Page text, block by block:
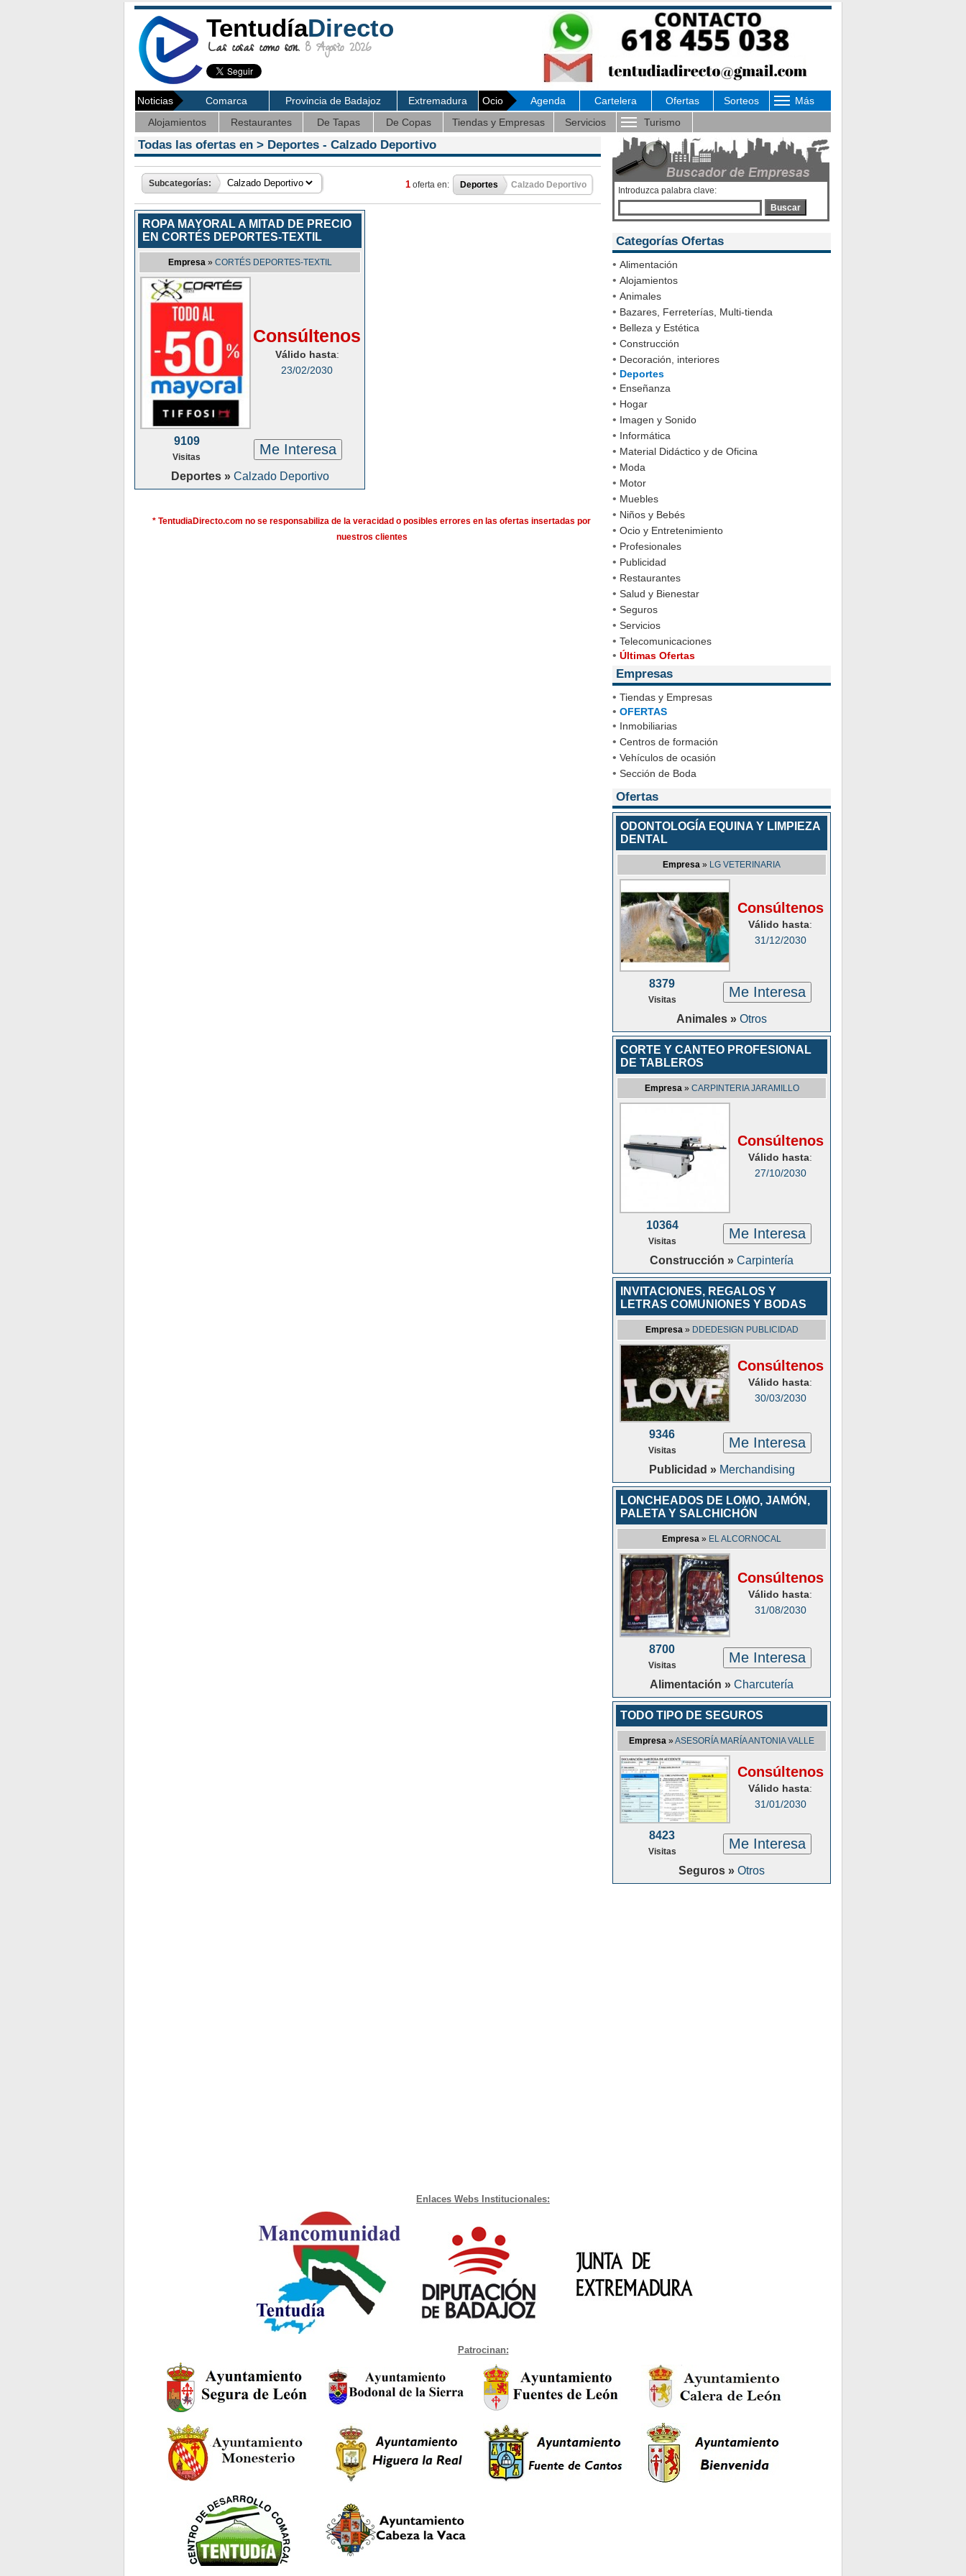
TentudíaDirecto
Las cosas como son. 8 Agosto 2026
Noticias Comarca Provincia de Badajoz Extremadura Ocio Agenda Cartelera Ofertas Sorteos
Más
Alojamientos
Restaurantes De Tapas De Copas Tiendas y Empresas Servicios Turismo
Todas las ofertas en > Deportes - Calzado Deportivo
Subcategorías: 1 oferta en: Deportes Calzado Deportivo
ROPA MAYORAL A MITAD DE PRECIO
EN CORTÉS DEPORTES-TEXTIL
Empresa» CORTÉS DEPORTES-TEXTIL
Consúltenos
Válido hasta:
23/02/2030
9109
Visitas Me Interesa
Deportes » Calzado Deportivo
* TentudiaDirecto.com no se responsabiliza de la veracidad o posibles errores en las ofertas insertadas por
nuestros clientes
Introduzca palabra clave:
Buscar
Categorías Ofertas
• Alimentación
• Alojamientos
• Animales
• Bazares, Ferreterías, Multi-tienda
• Belleza y Estética
• Construcción
• Decoración, interiores
• Deportes
• Enseñanza
• Hogar
• Imagen y Sonido
• Informática
• Material Didáctico y de Oficina
• Moda
• Motor
• Muebles
• Niños y Bebés
• Ocio y Entretenimiento
• Profesionales
• Publicidad
• Restaurantes
• Salud y Bienestar
• Seguros
• Servicios
• Telecomunicaciones
• Últimas Ofertas
Empresas
• Tiendas y Empresas
• OFERTAS
• Inmobiliarias
• Centros de formación
• Vehículos de ocasión
• Sección de Boda
Ofertas
ODONTOLOGÍA EQUINA Y LIMPIEZA
DENTAL
Empresa » LG VETERINARIA
Consúltenos
Válido hasta:
31/12/2030
8379
Visitas Me Interesa
Animales » Otros
CORTE Y CANTEO PROFESIONAL
DE TABLEROS
Empresa» CARPINTERIA JARAMILLO
Consúltenos
Válido hasta:
27/10/2030
10364
Visitas Me Interesa
Construcción » Carpintería
INVITACIONES, REGALOS Y
LETRAS COMUNIONES Y BODAS
Empresa» DDEDESIGN PUBLICIDAD
Consúltenos
Válido hasta:
30/03/2030
9346
Visitas Me Interesa
Publicidad » Merchandising
LONCHEADOS DE LOMO, JAMÓN,
PALETA Y SALCHICHÓN
Empresa » EL ALCORNOCAL
Consúltenos
Válido hasta:
31/08/2030
8700
Visitas Me Interesa
Alimentación » Charcutería
TODO TIPO DE SEGUROS
Empresa »ASESORÍA MARÍA ANTONIA VALLE
Consúltenos
Válido hasta:
31/01/2030
8423
Visitas Me Interesa
Seguros » Otros
Enlaces Webs Institucionales:
Patrocinan: